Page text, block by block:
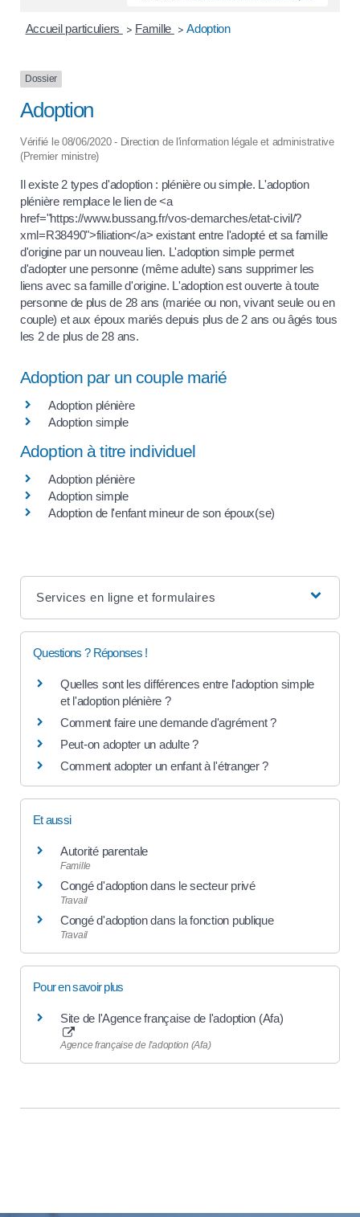
Accueil particuliers > Famille > Adoption
Dossier
Adoption
Vérifié le 08/06/2020 - Direction de l'information légale et administrative
(Premier ministre)
Il existe 2 types d'adoption : plénière ou simple. L'adoption
plénière remplace le lien de <a
href="https://www.bussang.fr/vos-demarches/etat-civil/?
xml=R38490">filiation</a> existant entre l'adopté et sa famille
d'origine par un nouveau lien. L'adoption simple permet
d'adopter une personne (même adulte) sans supprimer les
liens avec sa famille d'origine. L'adoption est ouverte à toute
personne de plus de 28 ans (mariée ou non, vivant seule ou en
couple) et aux époux mariés depuis plus de 2 ans ou âgés tous
les 2 de plus de 28 ans.
Adoption par un couple marié
Adoption plénière
Adoption simple
Adoption à titre individuel
Adoption plénière
Adoption simple
Adoption de l'enfant mineur de son époux(se)
Services en ligne et formulaires
Questions ? Réponses !
Quelles sont les différences entre l'adoption simple
et l'adoption plénière ?
Comment faire une demande d'agrément ?
Peut-on adopter un adulte ?
Comment adopter un enfant à l'étranger ?
Et aussi
Autorité parentale
Famille
Congé d'adoption dans le secteur privé
Travail
Congé d'adoption dans la fonction publique
Travail
Pour en savoir plus
Site de l'Agence française de l'adoption (Afa)
Agence française de l'adoption (Afa)